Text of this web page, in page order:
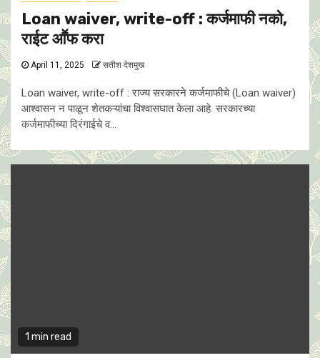
Loan waiver, write-off : कर्जमाफी नको,
राईट आॕफ करा
April 11, 2025 सतीश देशमुख
Loan waiver, write-off : राज्य सरकारने कर्जमाफीचे (Loan waiver)
आश्वासन न पाळून शेतकऱ्यांचा विश्वासघात केला आहे. सरकारच्या
कर्जमाफीच्या दिरंगाईचे व...
1 min read